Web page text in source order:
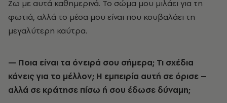
Ζω με αυτά καθημερινά. Το σώμα μου μιλάει για τη
φωτιά, αλλά το μέσα μου είναι που κουβαλάει τη
μεγαλύτερη καύτρα.
— Ποια είναι τα όνειρά σου σήμερα; Τι σχέδια
κάνεις για το μέλλον; Η εμπειρία αυτή σε όρισε –
αλλά σε κράτησε πίσω ή σου έδωσε δύναμη;